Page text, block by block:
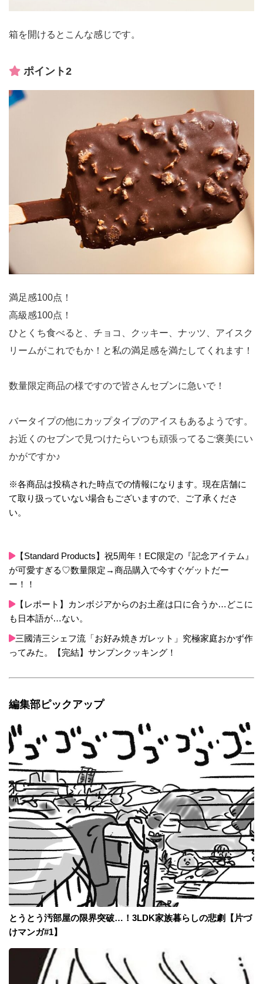
箱を開けるとこんな感じです。
ポイント2
満足感100点！
高級感100点！
ひとくち食べると、チョコ、クッキー、ナッツ、アイスク
リームがこれでもか！と私の満足感を満たしてくれます！
数量限定商品の様ですので皆さんセブンに急いで！
バータイプの他にカップタイプのアイスもあるようです。
お近くのセブンで見つけたらいつも頑張ってるご褒美にい
かがですか♪
※各商品は投稿された時点での情報になります。現在店舗に
て取り扱っていない場合もございますので、ご了承くださ
い。
【Standard Products】祝5周年！EC限定の『記念アイテム』
が可愛すぎる♡数量限定→商品購入で今すぐゲットだー
ー！！
【レポート】カンボジアからのお土産は口に合うか…どこに
も日本語が…ない。
三國清三シェフ流「お好み焼きガレット」究極家庭おかず作
ってみた。【完結】サンプンクッキング！
編集部ピックアップ
とうとう汚部屋の限界突破…！3LDK家族暮らしの悲劇【片づ
けマンガ#1】